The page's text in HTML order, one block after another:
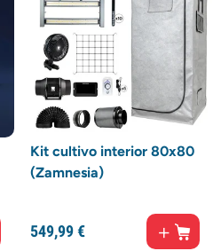
Kit cultivo interior 80x80
(Zamnesia)
549,99€